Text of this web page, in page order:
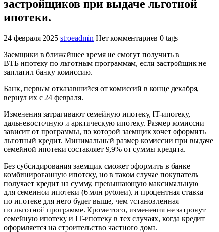
застройщиков при выдаче льготной
ипотеки.
24 февраля 2025 stroeadmin Нет комментариев 0 tags
Заемщики в ближайшее время не смогут получить в
ВТБ ипотеку по льготным программам, если застройщик не
заплатил банку комиссию.
Банк, первым отказавшийся от комиссий в конце декабря,
вернул их с 24 февраля.
Изменения затрагивают семейную ипотеку, IT-ипотеку,
дальневосточную и арктическую ипотеку. Размер комиссии
зависит от программы, по которой заемщик хочет оформить
льготный кредит. Минимальный размер комиссии при выдаче
семейной ипотеки составляет 9,9% от суммы кредита.
Без субсидирования заемщик сможет оформить в банке
комбинированную ипотеку, но в таком случае покупатель
получает кредит на сумму, превышающую максимальную
для семейной ипотеки (6 млн рублей), и процентная ставка
по ипотеке для него будет выше, чем установленная
по льготной программе. Кроме того, изменения не затронут
семейную ипотеку и IT-ипотеку в тех случаях, когда кредит
оформляется на строительство частного дома.